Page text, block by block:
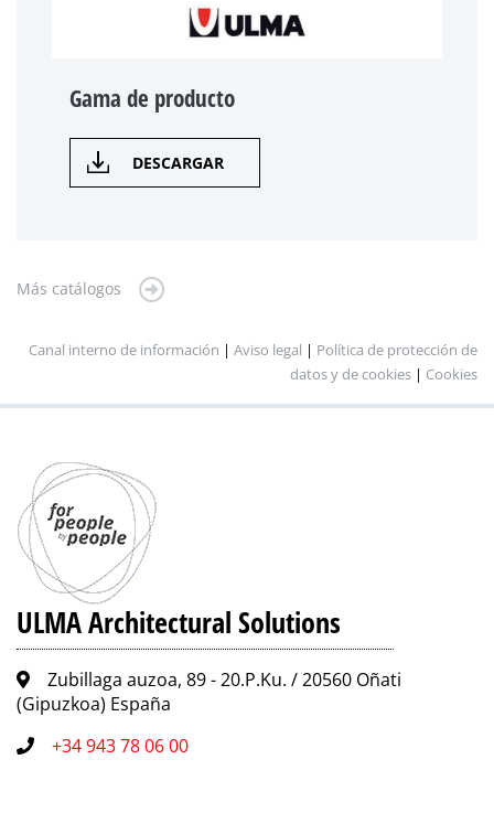
Gama de producto
DESCARGAR
Más catálogos
Canal interno de información | Aviso legal | Política de protección de
datos y de cookies | Cookies
ULMA Architectural Solutions
Zubillaga auzoa, 89 - 20.P.Ku. / 20560 Oñati
(Gipuzkoa) España
+34 943 78 06 00